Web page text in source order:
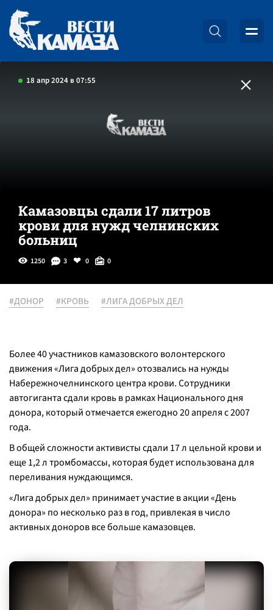
18 апр 2024 в 07:55
Камазовцы сдали 17 литров
крови для нужд челнинских
больниц
1250 3 0 0
#ДОНОР #КРОВЬ #ЛИГА ДОБРЫХ ДЕЛ
Более 40 участников камазовского волонтерского
движения «Лига добрых дел» отозвались на нужды
Набережночелнинского центра крови. Сотрудники
автогиганта сдали кровь в рамках Национального дня
донора, который отмечается ежегодно 20 апреля с 2007
года.
В общей сложности активисты сдали 17 л цельной крови и
еще 1,2 л тромбомассы, которая будет использована для
переливания нуждающимся.
«Лига добрых дел» принимает участие в акции «День
донора» по несколько раз в год, привлекая в число
активных доноров все больше камазовцев.